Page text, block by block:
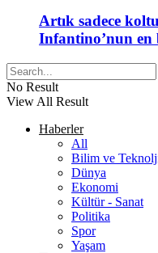
Artık sadece
Infantino’nun en
No Result
View All Result
Haberler
All
Bilim ve
Dünya
Ekonomi
Kültür - Sanat
Politika
Spor
Yaşam